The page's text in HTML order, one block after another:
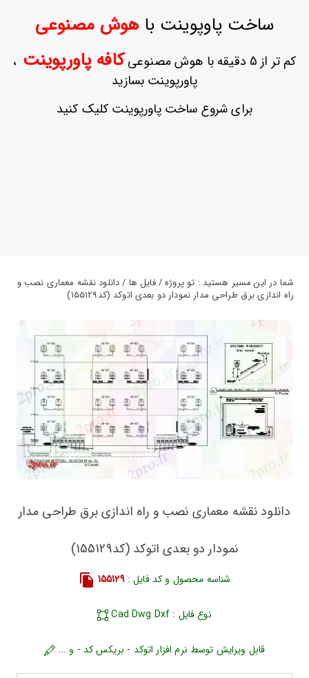
حساب
ثبت
بازیابی
ساخت پاوپوینت باهوش مصنوعی
کم تر از 5 دقیقه با هوش مصنوعی کافه پاورپوینت ،
پاورپوینت بسازید
برای شروع ساخت پاورپوینت کلیک کنید
شما در این مسیر هستید : تو پروژه / فایل ها / دانلود نقشه معماری نصب و
راه اندازی برق طراحی مدار نمودار دو بعدی اتوکد (کد155129)
دانلود نقشه معماری نصب و راه اندازی برق طراحی مدار
نمودار دو بعدی اتوکد (کد155129)
شناسه محصول و کد فایل :155129
نوع فایل : Cad Dwg Dxf
قابل ویرایش توسط نرم افزار اتوکد - بریکس کد - و ...